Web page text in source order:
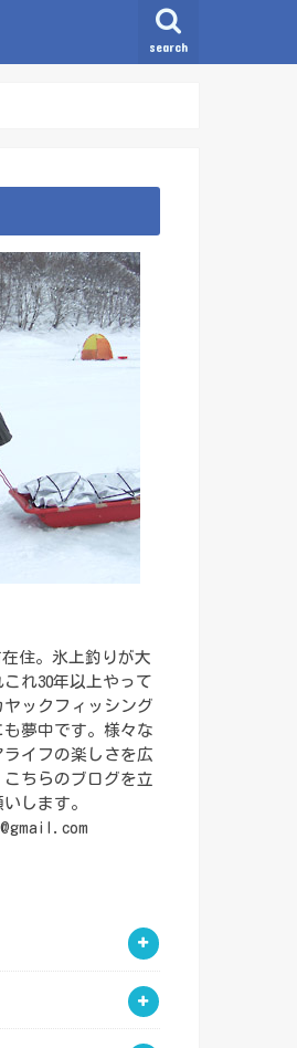
search
住。氷上釣りが大
れ30年以上やって
ックフィッシング
夢中です。様々な
イフの楽しさを広
ちらのブログを立
します。